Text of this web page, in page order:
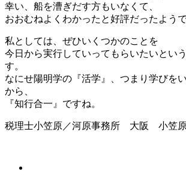
幸い、船を漕ぎだす方もいなくて、
おおむねよくわかったと好評だったようで
私としては、ぜひいくつかのことを
今日から実行していってもらいたいとい
す。
なにせ陽明学の『活学』、つまり学びを
から、
『知行合一』ですね。
税理士小笠原／河原事務所 大阪 小笠